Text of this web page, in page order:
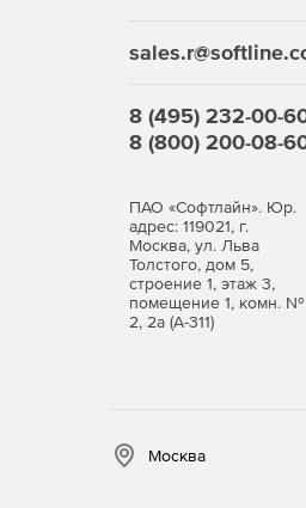
8 (495) 232-00-
8 (800) 200-08-
ПАО «Софтлайн». Юр.
адрес: 119021, г.
Москва, ул. Льва
Толстого, дом 5,
строение 1, этаж 3,
помещение 1, комн. №
2, 2а (А-311)
Москва